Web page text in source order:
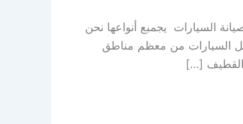
السيارات يجمبع أنواعها نحن
– الخبر نستقبل السيارات من معظم مناطق
القطيف […]